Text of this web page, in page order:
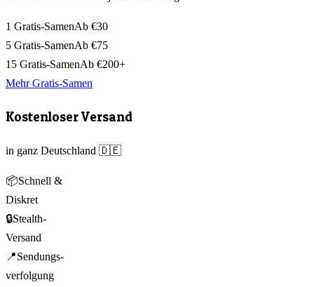
1 Gratis-SamenAb €30
5 Gratis-SamenAb €75
15 Gratis-SamenAb €200+
Mehr Gratis-Samen
Kostenloser Versand
in ganz Deutschland 🇩🇪
📦Schnell &
Diskret
🔒Stealth-
Versand
📍Sendungs-
verfolgung